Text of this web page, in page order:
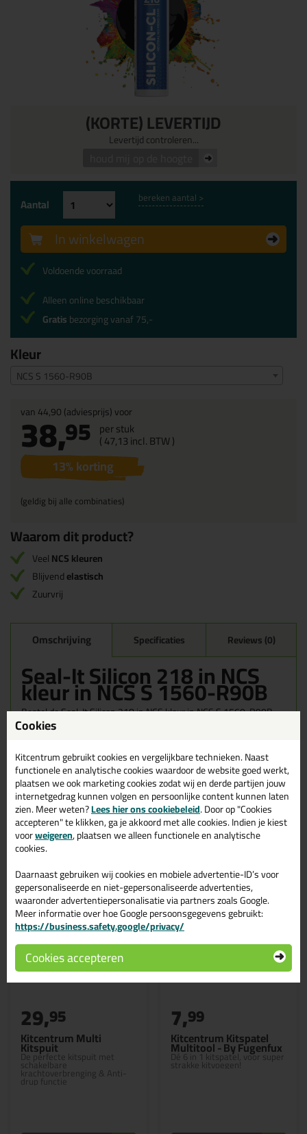
(KORTE) LEVERTIJD
Levertijd controleren...
Kleur
NCS S 1560-R90B
van44,90(adviesprijs) voor
38,95 per stuk
(47,13incl. BTW )
13% korting
(geldig bij alle combinaties)
Aantal bereken aantal >
In winkelwagen
Voldoende voorraad
Alleen online beschikbaar
Gratisbezorging vanaf 75,-
Waarom dit product?
VeelNCS kleuren
Blijvendelastisch
Zuurvrij
Omschrijving Specificaties Reviews (0)
Seal-It Silicon 218 in NCS
kleur in NCS S 1560-R90B
Bestel de Seal-It Silicon 218 in NCS kleur in NCS S 1560-R90B
vandaag nog! Vandaag besteld = morgen in huis.
Wil je meer weten over de toepassing en kenmerken van dit
product?Lees alles over dit product >
Gerelateerde producten
Kitcentrum Multi
Kitspuit
De perfecte kitspuit met
schakelbare
krachtoverbrenging & Anti-
drup functie
29,95
Kitcentrum Kitspatel
Multitool - By Fugenfux
Dé 6 in 1 kitspatel, voor super
strakke kitvoegen!
7,99
Cookies
Kitcentrum gebruikt cookies en vergelijkbare technieken. Naast
functionele en analytische cookies waardoor de website goed werkt,
plaatsen we ook marketing cookies zodat wij en derde partijen jouw
internetgedrag kunnen volgen en persoonlijke content kunnen laten
zien. Meer weten?Lees hier ons cookiebeleid. Door op "Cookies
accepteren" te klikken, ga je akkoord met alle cookies. Indien je kiest
voorweigeren, plaatsen we alleen functionele en analytische
cookies.
Daarnaast gebruiken wij cookies en mobiele advertentie-ID’s voor
gepersonaliseerde en niet-gepersonaliseerde advertenties,
waaronder advertentiepersonalisatie via partners zoals Google.
Meer informatie over hoe Google persoonsgegevens gebruikt:
https://business.safety.google/privacy/
Cookies accepteren